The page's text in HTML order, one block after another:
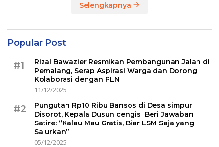
Selengkapnya
Popular Post
#1
Rizal Bawazier Resmikan Pembangunan Jalan di
Pemalang, Serap Aspirasi Warga dan Dorong
Kolaborasi dengan PLN
11/12/2025
#2
Pungutan Rp10 Ribu Bansos di Desa simpur
Disorot, Kepala Dusun cengis Beri Jawaban
Satire: “Kalau Mau Gratis, Biar LSM Saja yang
Salurkan”
05/12/2025